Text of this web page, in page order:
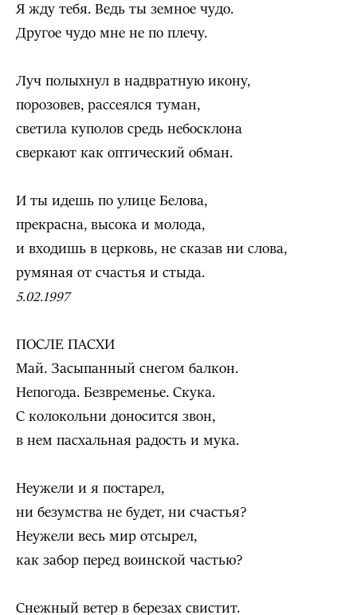
Я жду тебя. Ведь ты земное чудо.
Другое чудо мне не по плечу.
Луч полыхнул в надвратную икону,
порозовев, рассеялся туман,
светила куполов средь небосклона
сверкают как оптический обман.
И ты идешь по улице Белова,
прекрасна, высока и молода,
и входишь в церковь, не сказав ни слова,
румяная от счастья и стыда.
5.02.1997
ПОСЛЕ ПАСХИ
Май. Засыпанный снегом балкон.
Непогода. Безвременье. Скука.
С колокольни доносится звон,
в нем пасхальная радость и мука.
Неужели и я постарел,
ни безумства не будет, ни счастья?
Неужели весь мир отсырел,
как забор перед воинской частью?
Снежный ветер в березах свистит.